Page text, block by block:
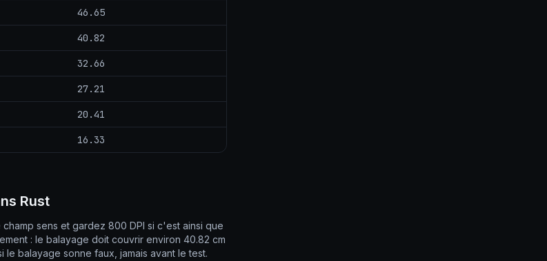
46.65
40.82
32.66
27.21
20.41
16.33
Rust
sens et gardez 800 DPI si c'est ainsi que
: le balayage doit couvrir environ 40.82 cm
balayage sonne faux, jamais avant le test.